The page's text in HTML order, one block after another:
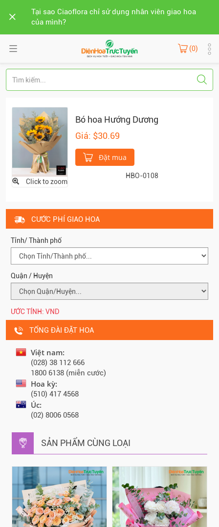
Tại sao Ciaoflora chỉ sử dụng nhân viên giao hoa
của mình?
(0)
Click to zoom
Bó hoa Hướng Dương
Giá: $30.69
Đặt mua
HBO-0108
CƯỚC PHÍ GIAO HOA
Tỉnh/ Thành phố
Quận / Huyện
ƯỚC TÍNH: VND
TỔNG ĐÀI ĐẶT HOA
Việt nam:
(028) 38 112 666
1800 6138 (miễn cước)
Hoa kỳ:
(510) 417 4568
Úc:
(02) 8006 0568
SẢN PHẨM CÙNG LOẠI